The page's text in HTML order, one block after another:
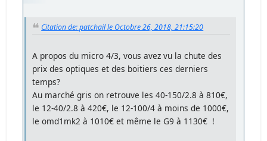
Citation de: patchail le Octobre 26, 2018, 21:15:20
A propos du micro 4/3, vous avez vu la chute des
prix des optiques et des boitiers ces derniers
temps?
Au marché gris on retrouve les 40-150/2.8 à 810€,
le 12-40/2.8 à 420€, le 12-100/4 à moins de 1000€,
le omd1mk2 à 1010€ et même le G9 à 1130€ !